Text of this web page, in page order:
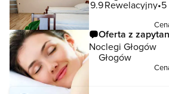
9.9Rewelacyjny
Oferta z
Noclegi Głogów
Głogów